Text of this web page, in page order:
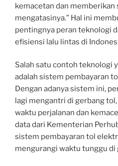
kemacetan dan
mengatasinya.” Hal ini
pentingnya peran teknologi
efisiensi lalu lintas di
Salah satu contoh teknologi
adalah sistem pembayaran
Dengan adanya sistem ini,
lagi mengantri di gerbang
waktu perjalanan dan
data dari Kementerian
sistem pembayaran tol
mengurangi waktu tunggu